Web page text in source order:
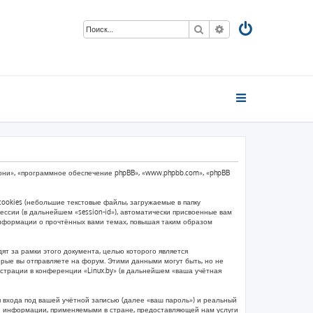
Поиск Расширенный
«программное обеспечение phpBB», «www.phpbb.com», «phpBB
(небольшие текстовые файлы, загружаемые в папку
(в дальнейшем «session-id»), автоматически присвоенные вам
о прочтённых вами темах, повышая таким образом
рамки этого документа, целью которого является
вы отправляете на форум. Этими данными могут быть, но не
в конференции «Linux.by» (в дальнейшем «ваша учётная
под вашей учётной записью (далее «ваш пароль») и реальный
применяемыми в стране, предоставляющей нам услуги